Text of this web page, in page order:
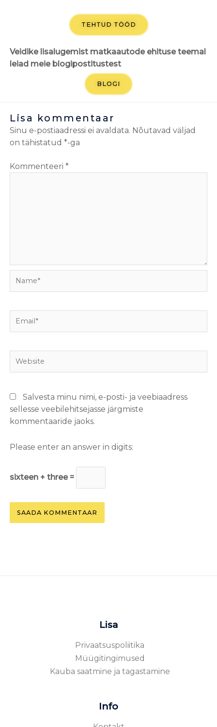
TEHTUD TÖÖD
Veidike lisalugemist matkaautode ehituse teemal
leiad meie blogipostitustest
BLOGI
Lisa kommentaar
Sinu e-postiaadressi ei avaldata. Nõutavad väljad
on tähistatud *-ga
Kommenteeri *
Name*
Email*
Website
Salvesta minu nimi, e-posti- ja veebiaadress
sellesse veebilehitsejasse järgmiste
kommentaaride jaoks.
Please enter an answer in digits:
sixteen + three =
Info
Lisa
Privaatsuspoliitika
Müügitingimused
Kauba saatmine ja tagastamine